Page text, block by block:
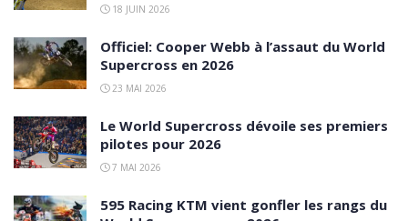
18 JUIN 2026
Officiel: Cooper Webb à l’assaut du World
Supercross en 2026
23 MAI 2026
Le World Supercross dévoile ses premiers
pilotes pour 2026
7 MAI 2026
595 Racing KTM vient gonfler les rangs du